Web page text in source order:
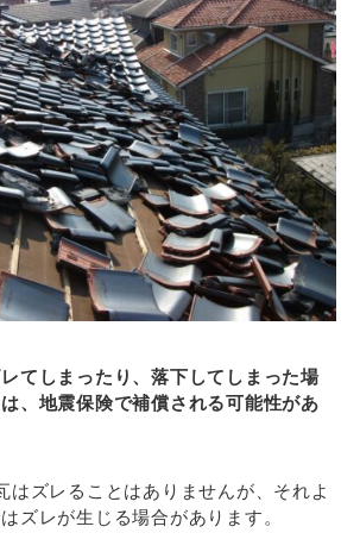
てしまったり、落下してしまった場
、地震保険で補償される可能性があ
はズレることはありませんが、それよ
ズレが生じる場合があります。